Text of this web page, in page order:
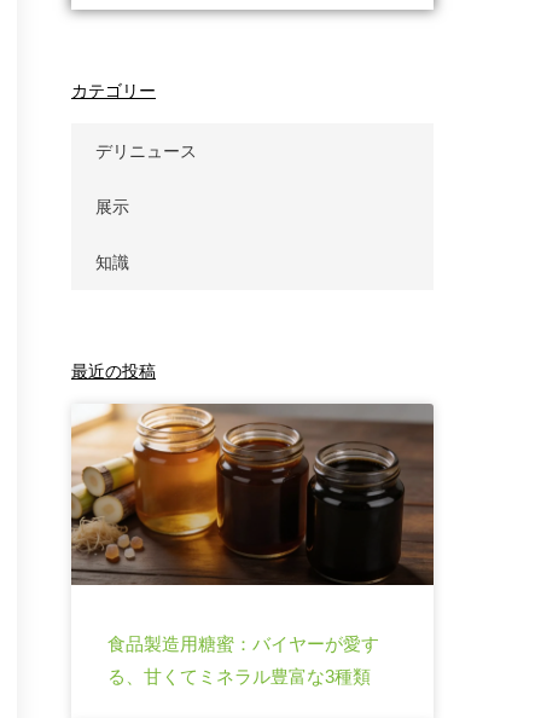
カテゴリー
デリニュース
展示
知識
最近の投稿
食品製造用糖蜜：バイヤーが愛す
る、甘くてミネラル豊富な3種類